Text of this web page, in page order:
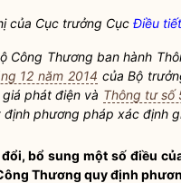
của Cục trưởng Cục Điều
Công Thương ban hành
12 năm 2014 củaBộ
phát điện và Thông tư số
định phương pháp xác định
đổi, bổ sung một số điều
Thương quy định